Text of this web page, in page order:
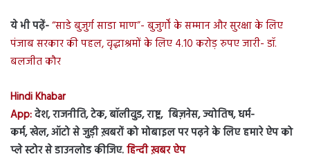
ये भी पढ़ें-“साडे बुजुर्ग साडा माण”- बुजुर्गों के सम्मान और सुरक्षा के लिए
पंजाब सरकार की पहल, वृद्धाश्रमों के लिए 4.10 करोड़ रुपए जारी- डॉ.
बलजीत कौर
Hindi Khabar
App:देश, राजनीति, टेक, बॉलीवुड, राष्ट्र, बिज़नेस, ज्योतिष, धर्म-
कर्म, खेल, ऑटो से जुड़ी ख़बरों को मोबाइल पर पढ़ने के लिए हमारे ऐप को
प्ले स्टोर से डाउनलोड कीजिए.हिन्दी ख़बर ऐप